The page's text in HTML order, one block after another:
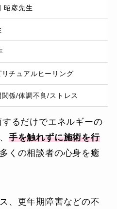
昭彦先生
リチュアルヒーリング
関係/体調不良/ストレス
るだけでエネルギーの
手を触れずに施術を行
くの相談者の心身を癒
、更年期障害などの不